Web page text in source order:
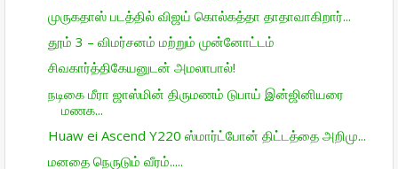
முருகதாஸ் படத்தில் விஜய் கொல்கத்தா தாதாவாகிறார்...
தூம் 3 – விமர்சனம் மற்றும் முன்னோட்டம்
சிவகார்த்திகேயனுடன் அமலாபால்!
நடிகை மீரா ஜாஸ்மின் திருமணம் டுபாய் இன்ஜினியரை
மணக...
Huaw ei Ascend Y220 ஸ்மார்ட்போன் திட்­டத்தை அறி­மு...
மனதை நெருடும் வீரம்.....